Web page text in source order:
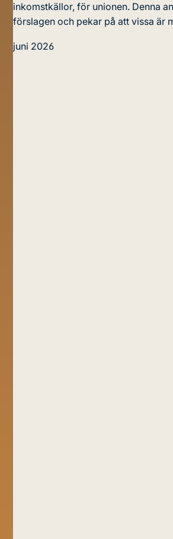
inkomstkällor, för unionen. Denna
förslagen och pekar på att vissa är
juni 2026